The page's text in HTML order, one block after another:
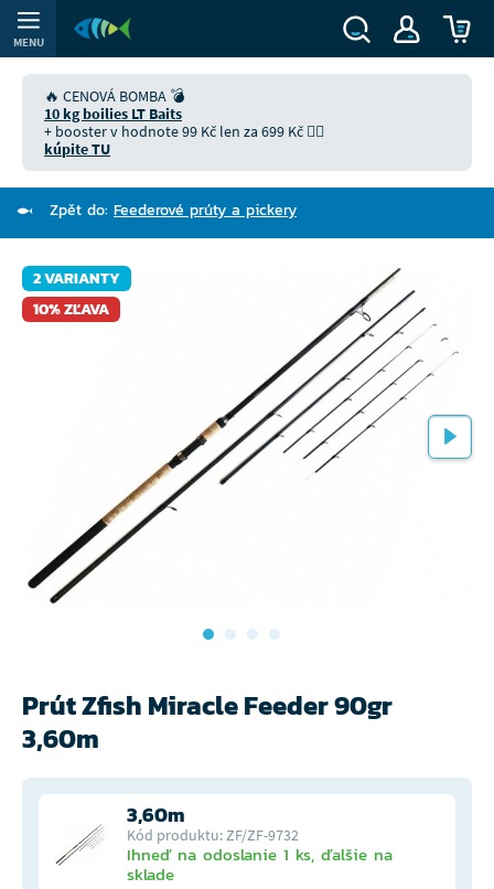
MENU
🔥 CENOVÁ BOMBA 💣
10 kg boilies LT Baits
+ booster v hodnote 99 Kč len za 699 Kč 👉🏻
kúpite TU
Zpět do: Feederové prúty a pickery
2 VARIANTY
10% ZĽAVA
Prút Zfish Miracle Feeder 90gr
3,60m
3,60m
Kód produktu: ZF/ZF-9732
Ihneď na odoslanie 1 ks, ďalšie na
sklade